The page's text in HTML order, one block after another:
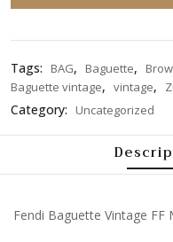
Tags: BAG, Baguette,
Baguette vintage, vintage,
Category: Uncategorized
Fendi Baguette Vintage